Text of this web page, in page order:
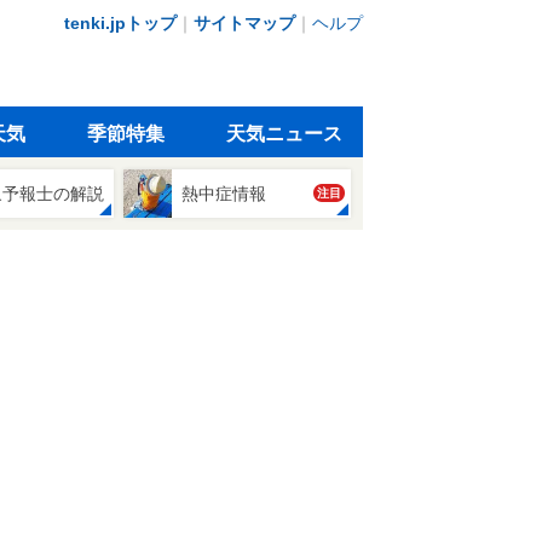
tenki.jpトップ｜ サイトマップ｜ ヘルプ
気 季節特集 天気ニュース
報士の解説 熱中症情報 注目